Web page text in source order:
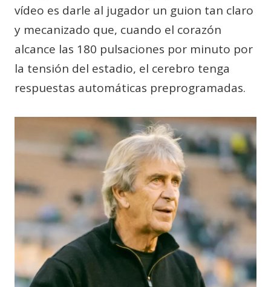
vídeo es darle al jugador un guion tan claro
y mecanizado que, cuando el corazón
alcance las 180 pulsaciones por minuto por
la tensión del estadio, el cerebro tenga
respuestas automáticas preprogramadas.